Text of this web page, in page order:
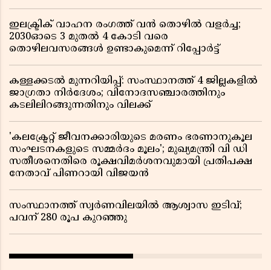
ഇലക്ട്രിക് വാഹന രംഗത്ത് വൻ തൊഴിൽ വളർച്ച;
2030ഓടെ 3 മുതൽ 4 കോടി വരെ
തൊഴിലവസരങ്ങൾ ഉണ്ടാകുമെന്ന് റിപ്പോർട്ട്
കള്ളക്കടൽ മുന്നറിയിപ്പ്: സംസ്ഥാനത്ത് 4 ജില്ലകളിൽ
ജാഗ്രതാ നിർദേശം; വിനോദസഞ്ചാരത്തിനും
കടലിലിറങ്ങുന്നതിനും വിലക്ക്
'കലക്ട്രേറ്റ് ജീവനക്കാരിയുടെ മരണം ഭരണാനുകൂല
സംഘടനകളുടെ സമ്മർദം മൂലം'; മുഖ്യമന്ത്രി വി ഡി
സതീശനെതിരെ രൂക്ഷവിമർശനവുമായി പ്രതിപക്ഷ
നേതാവ് പിണറായി വിജയൻ
സംസ്ഥാനത്ത് സ്വര്‍ണവിലയില്‍ ആശ്വാസ ഇടിവ്;
പവന് 280 രൂപ കുറഞ്ഞു